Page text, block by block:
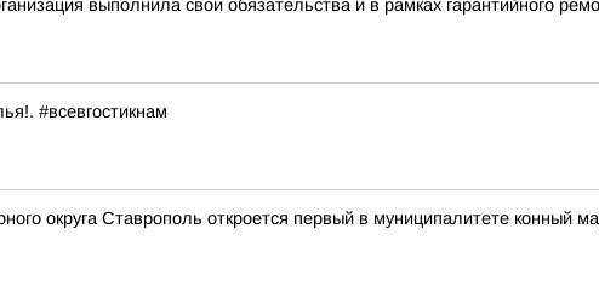
выполнила свои обязательства и в рамках гарантийного
#всевгостикнам
округа Ставрополь откроется первый в муниципалитете конный